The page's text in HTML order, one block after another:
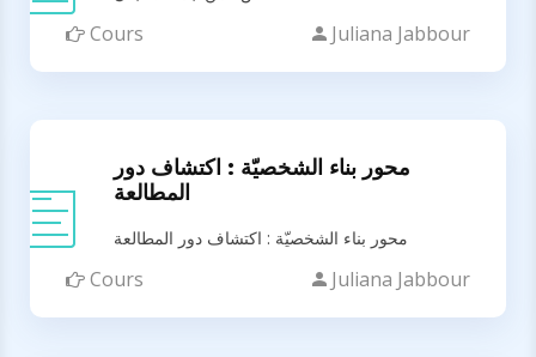
Cours Juliana Jabbour
محور بناء الشخصيّة : اكتشاف دور
المطالعة
محور بناء الشخصيّة : اكتشاف دور المطالعة
Cours Juliana Jabbour